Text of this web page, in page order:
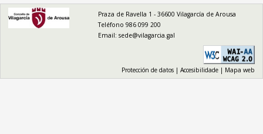
logo
Praza de Ravella 1 - 36600 Vilagarcía de Arousa
Teléfono 986 099 200
Email: sede@vilagarcia.gal
Protección de datos |Accesibilidade | Mapa web